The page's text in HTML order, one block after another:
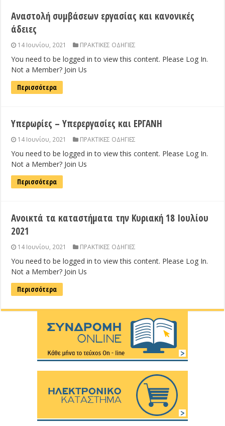
Αναστολή συμβάσεων εργασίας και κανονικές
άδειες
14 Ιουνίου, 2021 ΠΡΑΚΤΙΚΕΣ ΟΔΗΓΙΕΣ
You need to be logged in to view this content. Please Log In.
Not a Member? Join Us
Περισσότερα
Υπερωρίες – Υπερεργασίες και ΕΡΓΑΝΗ
14 Ιουνίου, 2021 ΠΡΑΚΤΙΚΕΣ ΟΔΗΓΙΕΣ
You need to be logged in to view this content. Please Log In.
Not a Member? Join Us
Περισσότερα
Ανοικτά τα καταστήματα την Κυριακή 18 Ιουλίου
2021
14 Ιουνίου, 2021 ΠΡΑΚΤΙΚΕΣ ΟΔΗΓΙΕΣ
You need to be logged in to view this content. Please Log In.
Not a Member? Join Us
Περισσότερα